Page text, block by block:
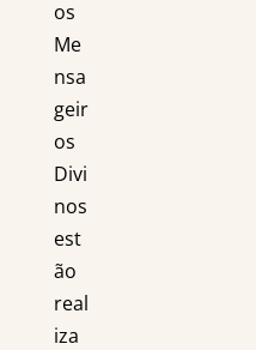
os
Me
nsa
geir
os
Divi
nos
est
ão
real
iza